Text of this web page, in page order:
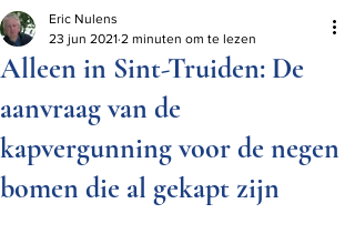
Alleen in Sint-Truiden: De
aanvraag van de
kapvergunning voor de negen
bomen die al gekapt zijn
Eric Nulens
23 jun 2021 2 minuten om te lezen